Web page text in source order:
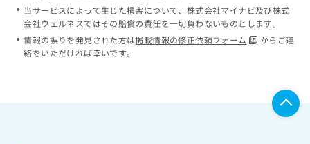
当サービスによって生じた損害について、株式会社マイナビ及び株式
会社ウェルネスではその賠償の責任を一切負わないものとします。
情報の誤りを発見された方は掲載情報の修正依頼フォーム
からご連
絡をいただければ幸いです。